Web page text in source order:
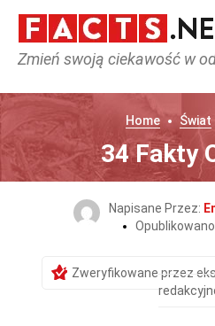
Zmień swoją ciekawość w
Home Świat
34 Fakty
Napisane Przez:
Zweryfikowane przez